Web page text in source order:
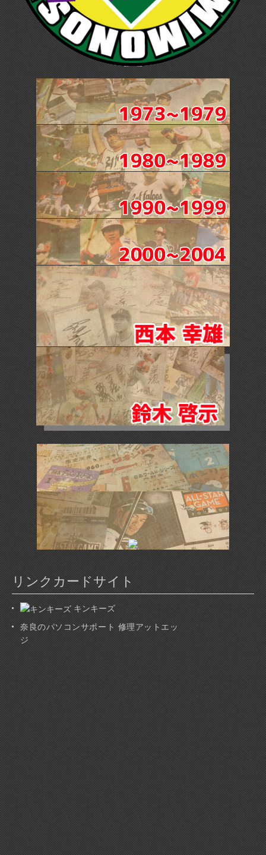
リンクカードサイト
キンキーズ
奈良のパソコンサポート 修理アットエッ
ジ